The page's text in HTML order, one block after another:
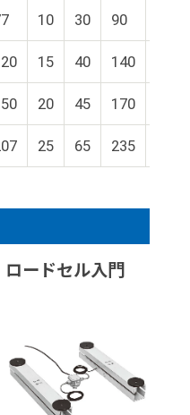
10 30 90
15 40 140
20 45 170
25 65 235
ロードセル入門